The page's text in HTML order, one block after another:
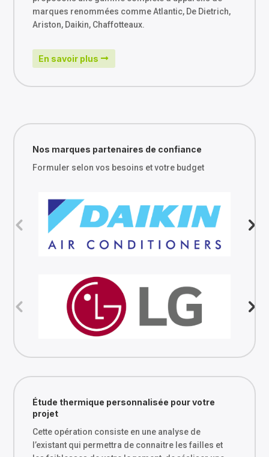
marques renommées comme Atlantic, De Dietrich,
Ariston, Daikin, Chaffotteaux.
En savoir plus
Nos marques partenaires de confiance
Formuler selon vos besoins et votre budget
Étude thermique personnalisée pour votre
projet
Cette opération consiste en une analyse de
l’existant qui permettra de connaitre les failles et